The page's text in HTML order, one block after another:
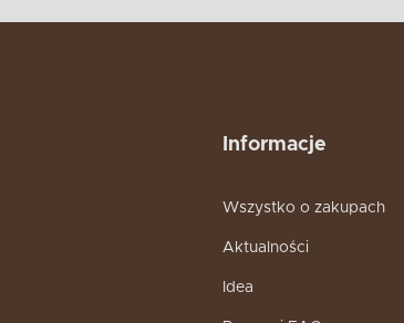
Informacje
Wszystko o zakupach
Aktualności
Idea